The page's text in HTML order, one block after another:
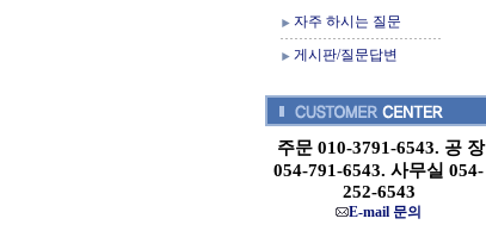
자주 하시는 질문
게시판/질문답변
주문 010-3791-6543. 공 장
054-791-6543. 사무실 054-
252-6543
E-mail 문의